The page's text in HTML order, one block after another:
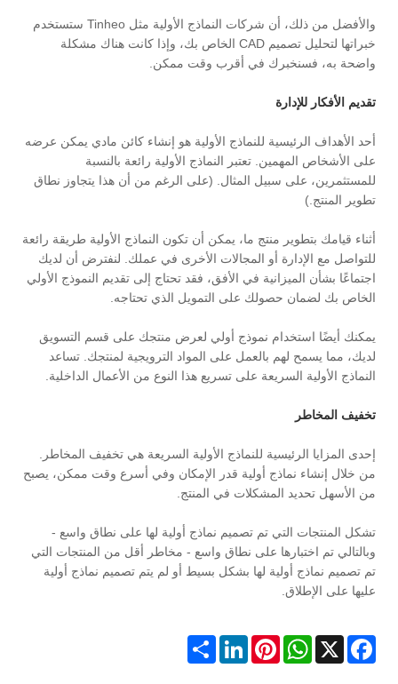
والأفضل من ذلك، أن شركات النماذج الأولية مثل Tinheo ستستخدم
خبراتها لتحليل تصميم CAD الخاص بك، وإذا كانت هناك مشكلة
واضحة به، فسنخبرك في أقرب وقت ممكن.
تقديم الأفكار للإدارة
أحد الأهداف الرئيسية للنماذج الأولية هو إنشاء كائن مادي يمكن عرضه
على الأشخاص المهمين. تعتبر النماذج الأولية رائعة بالنسبة
للمستثمرين، على سبيل المثال. (على الرغم من أن هذا يتجاوز نطاق
تطوير المنتج.)
أثناء قيامك بتطوير منتج ما، يمكن أن تكون النماذج الأولية طريقة رائعة
للتواصل مع الإدارة أو المجالات الأخرى في عملك. لنفترض أن لديك
اجتماعًا بشأن الميزانية في الأفق، فقد تحتاج إلى تقديم النموذج الأولي
الخاص بك لضمان حصولك على التمويل الذي تحتاجه.
يمكنك أيضًا استخدام نموذج أولي لعرض منتجك على قسم التسويق
لديك، مما يسمح لهم بالعمل على المواد الترويجية لمنتجك. تساعد
النماذج الأولية السريعة على تسريع هذا النوع من الأعمال الداخلية.
تخفيف المخاطر
إحدى المزايا الرئيسية للنماذج الأولية السريعة هي تخفيف المخاطر.
من خلال إنشاء نماذج أولية قدر الإمكان وفي أسرع وقت ممكن، يصبح
من الأسهل تحديد المشكلات في المنتج.
تشكل المنتجات التي تم تصميم نماذج أولية لها على نطاق واسع -
وبالتالي تم اختبارها على نطاق واسع - مخاطر أقل من المنتجات التي
تم تصميم نماذج أولية لها بشكل بسيط أو لم يتم تصميم نماذج أولية
عليها على الإطلاق.
Facebook
X
WhatsApp
Pinterest
LinkedIn
Share